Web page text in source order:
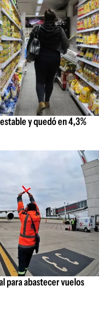
y quedó en 4,3%
para abastecer vuelos